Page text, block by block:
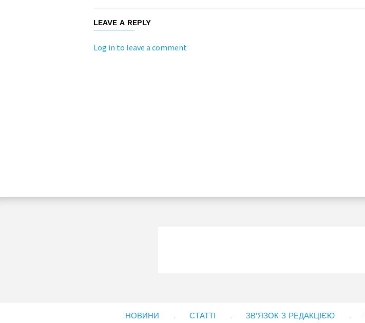
LEAVE A REPLY
Log in to leave a comment
НОВИНИ СТАТТІ ЗВ’ЯЗОК З РЕДАКЦІЄЮ